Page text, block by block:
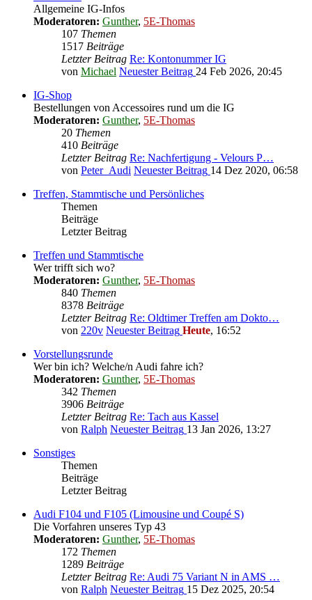
Allgemeine IG-Infos
Moderatoren: Gunther, 5E-Thomas
107 Themen
1517 Beiträge
Letzter Beitrag Re: Kontonummer IG
von Michael Neuester Beitrag 24 Feb 2026, 20:45
IG-Shop
Bestellungen von Accessoires rund um die IG
Moderatoren: Gunther, 5E-Thomas
20 Themen
410 Beiträge
Letzter Beitrag Re: Nachfertigung - Velours P…
von Peter_Audi Neuester Beitrag 14 Dez 2020, 06:58
Treffen, Stammtische und Persönliches
Themen
Beiträge
Letzter Beitrag
Treffen und Stammtische
Wer trifft sich wo?
Moderatoren: Gunther, 5E-Thomas
840 Themen
8378 Beiträge
Letzter Beitrag Re: Oldtimer Treffen am Dokto…
von 220v Neuester Beitrag Heute, 16:52
Vorstellungsrunde
Wer bin ich? Welche/n Audi fahre ich?
Moderatoren: Gunther, 5E-Thomas
342 Themen
3906 Beiträge
Letzter Beitrag Re: Tach aus Kassel
von Ralph Neuester Beitrag 13 Jan 2026, 13:27
Sonstiges
Themen
Beiträge
Letzter Beitrag
Audi F104 und F105 (Limousine und Coupé S)
Die Vorfahren unseres Typ 43
Moderatoren: Gunther, 5E-Thomas
172 Themen
1289 Beiträge
Letzter Beitrag Re: Audi 75 Variant N in AMS …
von Ralph Neuester Beitrag 15 Dez 2025, 20:54